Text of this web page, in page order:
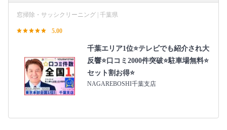
窓掃除・サッシクリーニング | 千葉県
5.00
千葉エリア1位⭐テレビでも紹介され大
反響⭐️口コミ2000件突破⭐️駐車場無料⭐
セット割お得⭐
NAGAREBOSHI千葉支店